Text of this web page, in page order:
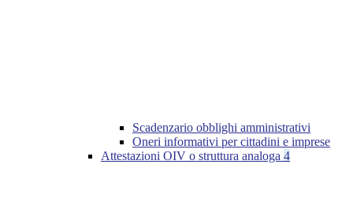
Scadenzario obblighi amministrativi
Oneri informativi per cittadini e imprese
Attestazioni OIV o struttura analoga 4